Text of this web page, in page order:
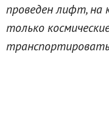
проведен лифт, на
только